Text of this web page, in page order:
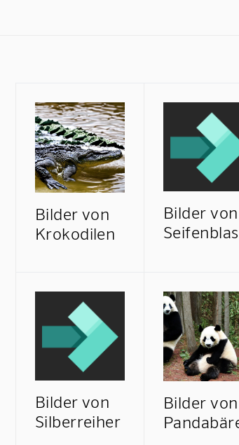
Bilder von
Krokodilen
Bilder von
Bilder von
Silberreiher
Bilder von